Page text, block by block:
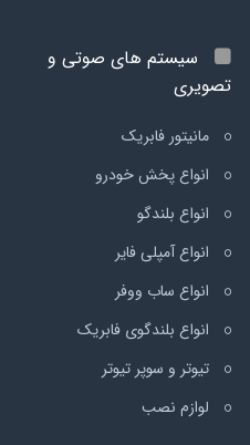
سیستم های صوتی و
تصویری
مانیتور فابریک
انواع پخش خودرو
انواع بلندگو
انواع آمپلی فایر
انواع ساب ووفر
انواع بلندگوی فابریک
تیوتر و سوپر تیوتر
لوازم نصب